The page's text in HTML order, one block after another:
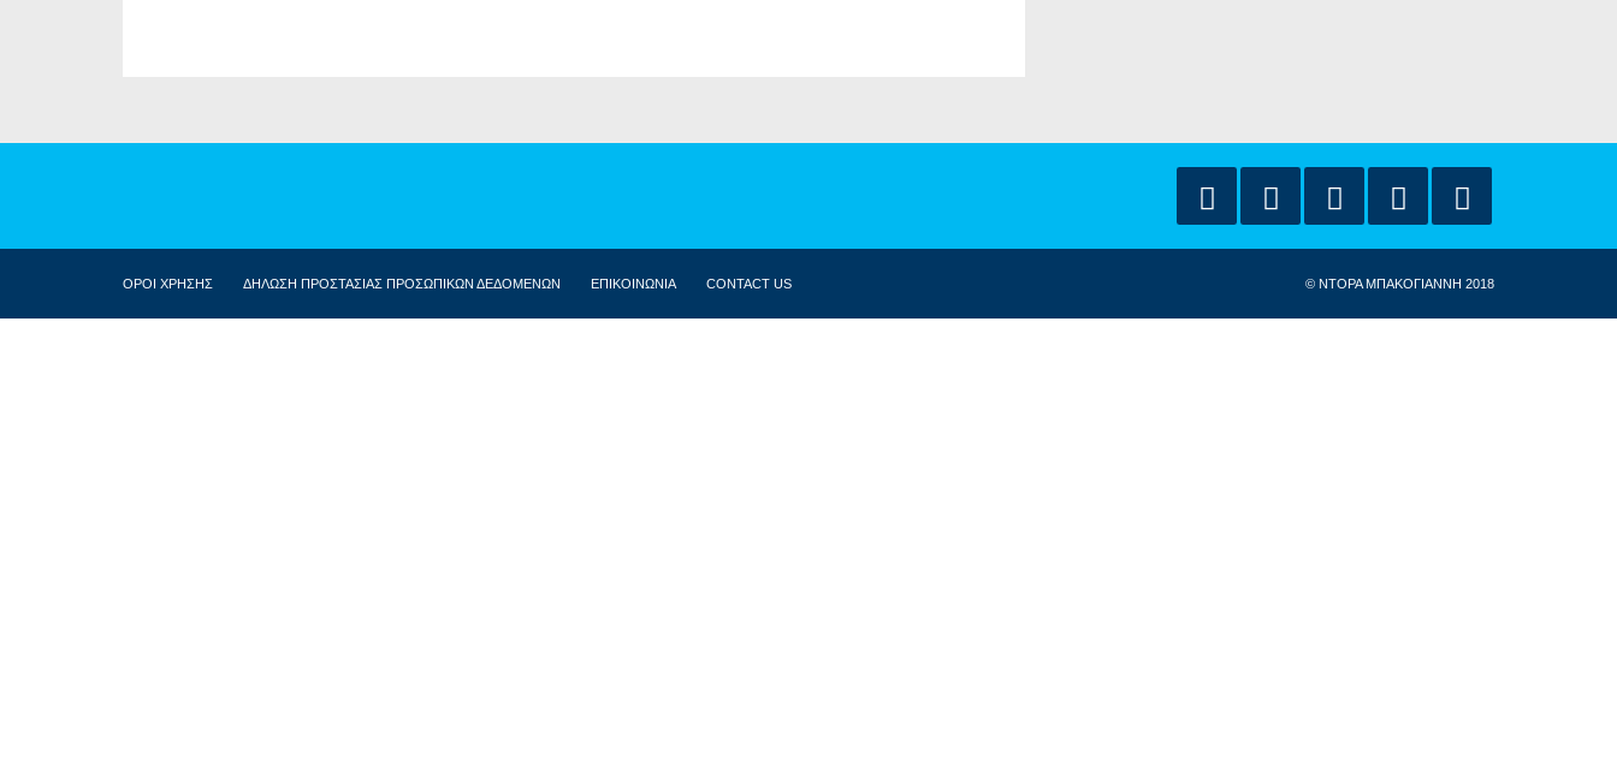
ΟΡΟΙ ΧΡΗΣΗΣ ΔΗΛΩΣΗ ΠΡΟΣΤΑΣΙΑΣ ΠΡΟΣΩΠΙΚΩΝ ΔΕΔΟΜΕΝΩΝ ΕΠΙΚΟΙΝΩΝΙΑ CONTACT US © ΝΤΟΡΑ ΜΠΑΚΟΓΙΑΝΝΗ 2018